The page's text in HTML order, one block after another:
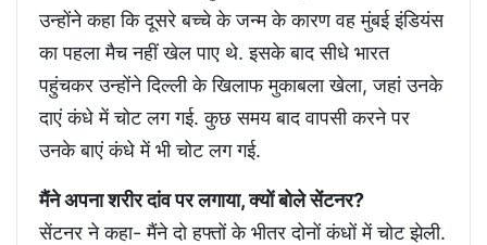
उन्होंने कहा कि दूसरे बच्चे के जन्म के कारण वह मुंबई इंडियंस
का पहला मैच नहीं खेल पाए थे. इसके बाद सीधे भारत
पहुंचकर उन्होंने दिल्ली के खिलाफ मुकाबला खेला, जहां उनके
दाएं कंधे में चोट लग गई. कुछ समय बाद वापसी करने पर
उनके बाएं कंधे में भी चोट लग गई.
मैंने अपना शरीर दांव पर लगाया, क्यों बोले सेंटनर?
सेंटनर ने कहा- मैंने दो हफ्तों के भीतर दोनों कंधों में चोट झेली.